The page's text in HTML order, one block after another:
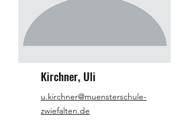
Kirchner, Uli
u.kirchner@muensterschule-
zwiefalten.de